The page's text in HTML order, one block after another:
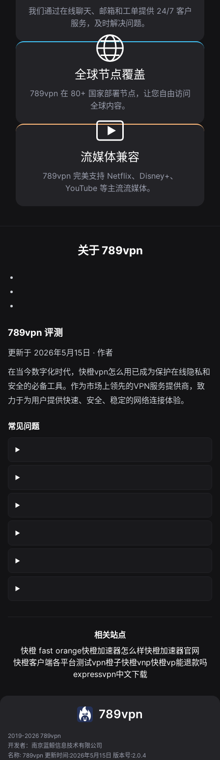
我们通过在线聊天、邮箱和工单提供 24/7 客户
服务，及时解决问题。
全球节点覆盖
789vpn 在 80+ 国家部署节点，让您自由访问
全球内容。
流媒体兼容
789vpn 完美支持 Netflix、Disney+、
YouTube 等主流流媒体。
关于 789vpn
789vpn 评测
更新于 2026年5月15日 · 作者
在当今数字化时代，快橙vpn怎么用已成为保护在线隐私和
安全的必备工具。作为市场上领先的VPN服务提供商，致
力于为用户提供快速、安全、稳定的网络连接体验。
常见问题
相关站点
快橙 fast orange快橙加速器怎么样快橙加速器官网
快橙客户端各平台测试vpn橙子快橙vnp快橙vp能退款吗
expressvpn中文下载
789vpn
2019-2026 789vpn
开发者：南京蓝鲸信息技术有限公司
名称: 789vpn 更新时间:2026年5月15日 版本号:2.0.4